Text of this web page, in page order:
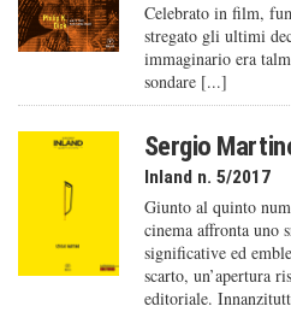
Celebrato in film,
stregato gli ultimi
immaginario era
sondare [...]
Sergio
Inland n. 5/2017
Giunto al quinto
cinema affronta uno
significative ed
scarto, un’apertura
editoriale.